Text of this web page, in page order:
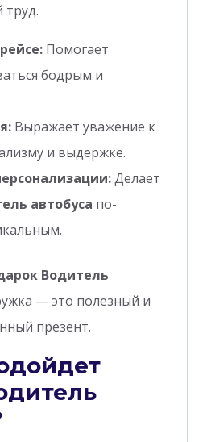
труд.
Помогает
бодрым и
Выражает уважение к
и выдержке.
Делает
автобуса по-
Водитель
— это полезный и
презент.